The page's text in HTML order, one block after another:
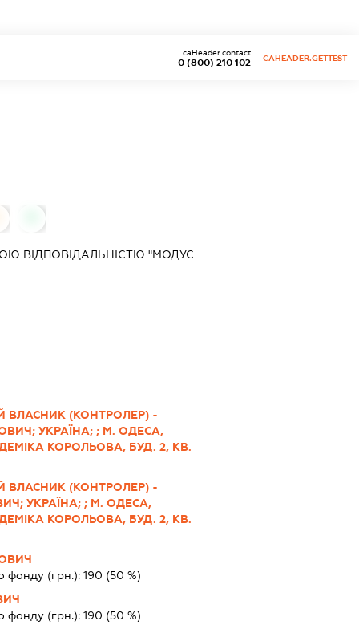
0 (800) 210 102
caHeader.contact
CAHEADER.GETTEST
ВІДПОВІДАЛЬНІСТЮ "МОДУС
ВЛАСНИК (КОНТРОЛЕР) -
УКРАЇНА; ; М. ОДЕСА,
КОРОЛЬОВА, БУД. 2, КВ.
ВЛАСНИК (КОНТРОЛЕР) -
УКРАЇНА; ; М. ОДЕСА,
КОРОЛЬОВА, БУД. 2, КВ.
фонду (грн.): 190 (50 %)
фонду (грн.): 190 (50 %)